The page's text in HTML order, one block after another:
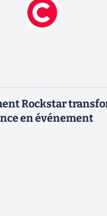
Rockstar
en événement